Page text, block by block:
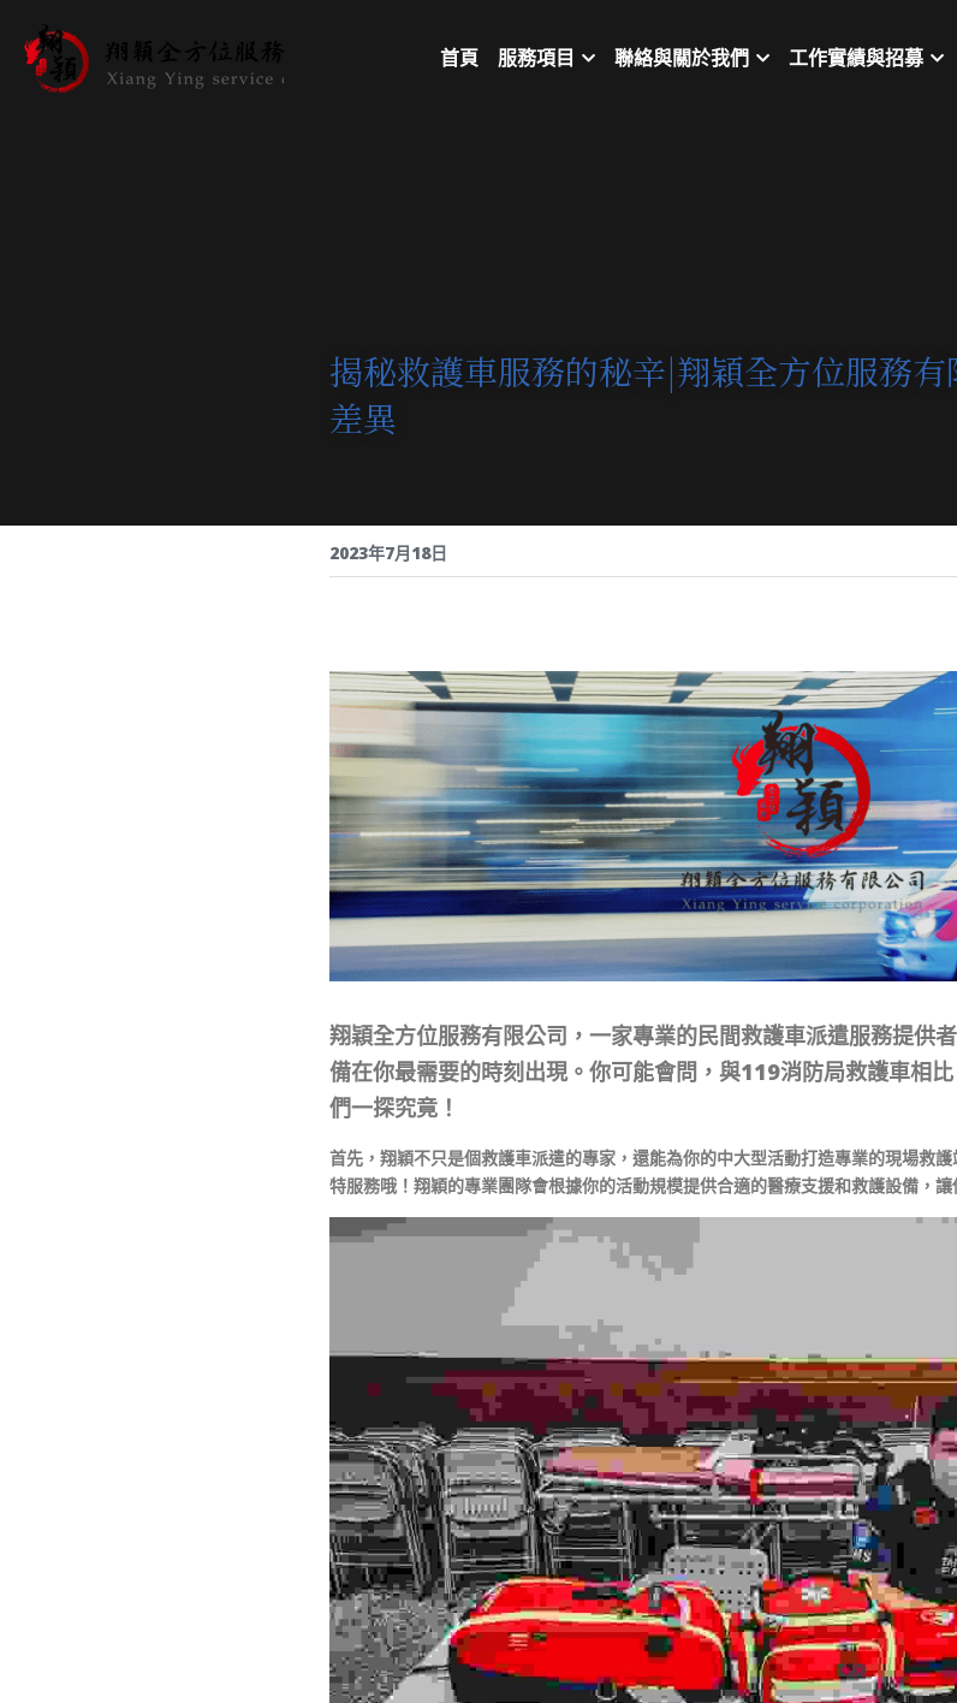
首頁 服務項目 聯絡與關於我們 工作實績與招募
揭秘救護車服務的秘辛|翔穎全方位服務
差異
2023年7月18日
翔穎全方位服務有限公司，一家專業的民間救護車派遣服務提供
備在你最需要的時刻出現。你可能會問，與119消防局救護車相
們一探究竟！
首先，翔穎不只是個救護車派遣的專家，還能為你的中大型活動打造專業的現場救
特服務哦！翔穎的專業團隊會根據你的活動規模提供合適的醫療支援和救護設備，